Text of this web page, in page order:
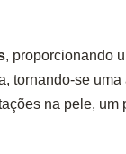
, proporcionando
tornando-se
na pele, um